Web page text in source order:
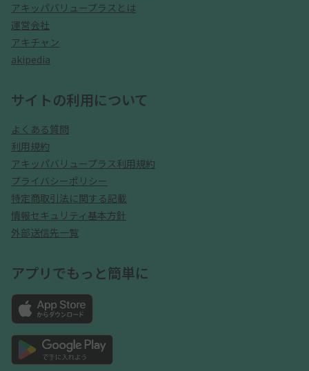
アキッパバリュープラスとは
運営会社
アキチャン
akipedia
サイトの利用について
よくある質問
利用規約
アキッパバリュープラス利用規約
プライバシーポリシー
特定商取引法に関する記載
情報セキュリティ基本方針
外部送信先一覧
アプリでもっと簡単に